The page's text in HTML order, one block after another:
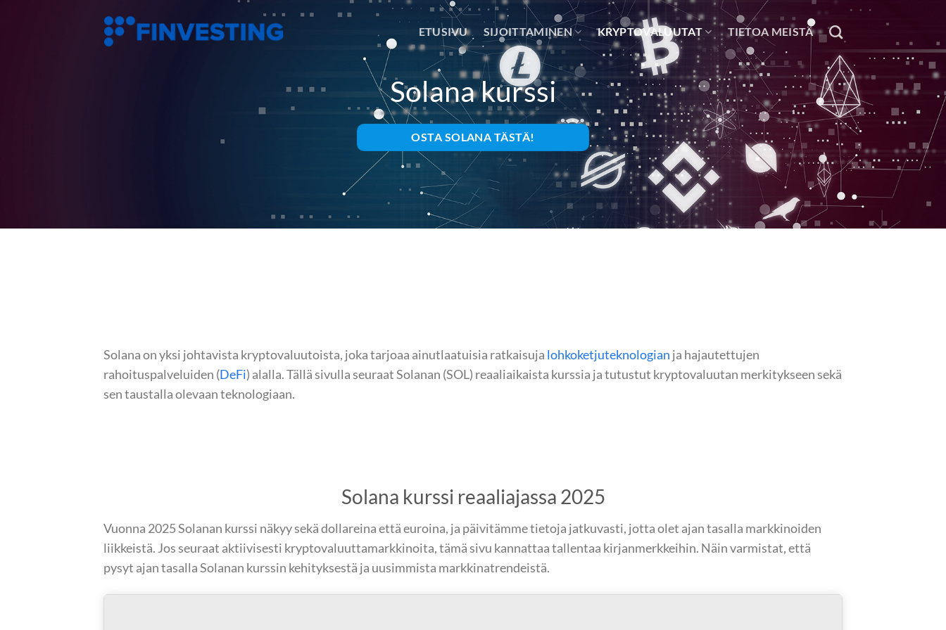
ETUSIVU SIJOITTAMINEN KRYPTOVALUUTAT TIETOA MEISTÄ
Solana kurssi
OSTA SOLANA TÄSTÄ!
Solana on yksi johtavista kryptovaluutoista, joka tarjoaa ainutlaatuisia ratkaisuja lohkoketjuteknologian ja hajautettujen
rahoituspalveluiden (DeFi) alalla. Tällä sivulla seuraat Solanan (SOL) reaaliaikaista kurssia ja tutustut kryptovaluutan merkitykseen sekä
sen taustalla olevaan teknologiaan.
Solana kurssi reaaliajassa 2025
Vuonna 2025 Solanan kurssi näkyy sekä dollareina että euroina, ja päivitämme tietoja jatkuvasti, jotta olet ajan tasalla markkinoiden
liikkeistä. Jos seuraat aktiivisesti kryptovaluuttamarkkinoita, tämä sivu kannattaa tallentaa kirjanmerkkeihin. Näin varmistat, että
pysyt ajan tasalla Solanan kurssin kehityksestä ja uusimmista markkinatrendeistä.